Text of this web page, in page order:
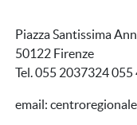
Piazza Santissima
50122 Firenze
Tel. 055 2037324
email: